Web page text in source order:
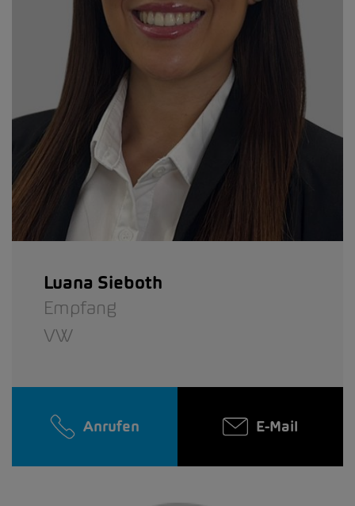
Luana Sieboth
Empfang
VW
Anrufen E-Mail